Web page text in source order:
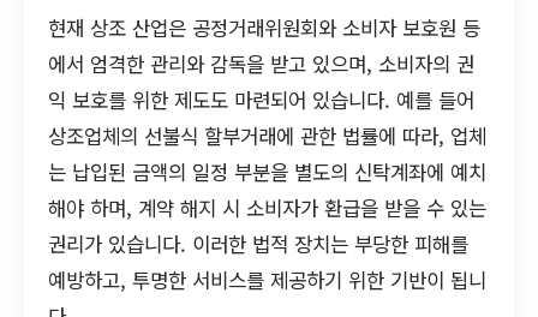
현재 상조 산업은 공정거래위원회와 소비자 보호원 등
에서 엄격한 관리와 감독을 받고 있으며, 소비자의 권
익 보호를 위한 제도도 마련되어 있습니다. 예를 들어
상조업체의 선불식 할부거래에 관한 법률에 따라, 업체
는 납입된 금액의 일정 부분을 별도의 신탁계좌에 예치
해야 하며, 계약 해지 시 소비자가 환급을 받을 수 있는
권리가 있습니다. 이러한 법적 장치는 부당한 피해를
예방하고, 투명한 서비스를 제공하기 위한 기반이 됩니